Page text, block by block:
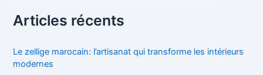
h
e
c
h
Articles récents
Le zellige marocain: l’artisanat qui transforme les intérieurs
modernes